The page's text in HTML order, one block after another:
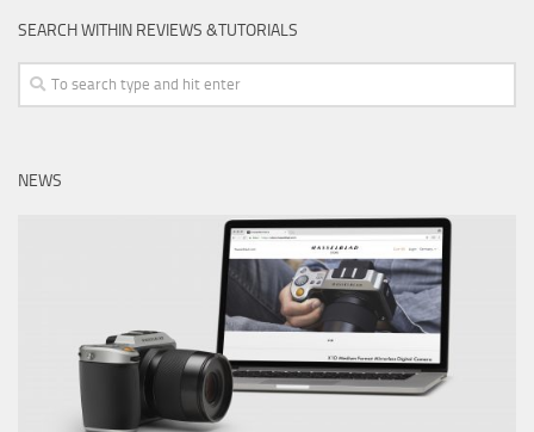
SEARCH WITHIN REVIEWS &TUTORIALS
NEWS